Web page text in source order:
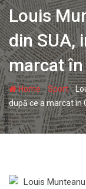
Louis
din SUA,
marcat
Home-Sport-
după ce a marcat în